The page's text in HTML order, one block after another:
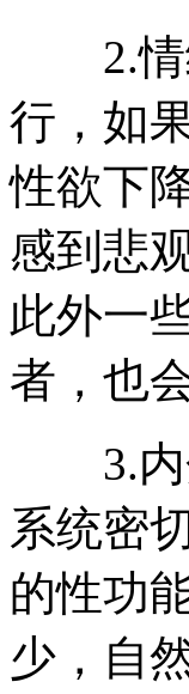
2.情绪
行，如
性欲下
感到悲
此外一
者，也
3.内分
系统密
的性功
少，自